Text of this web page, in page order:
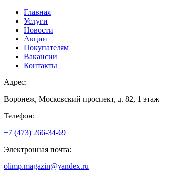
Главная
Услуги
Новости
Акции
Покупателям
Вакансии
Контакты
Адрес:
Воронеж, Московский проспект, д. 82, 1 этаж
Телефон:
+7 (473) 266-34-69
Электронная почта:
olimp.magazin@yandex.ru